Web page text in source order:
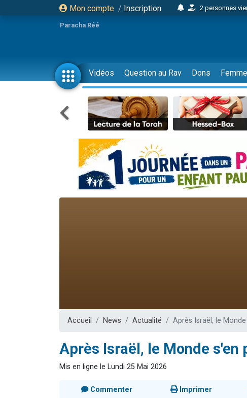
Mon compte / Inscription
2 personnes
4 personnes
Il reste 49
23 personnes
Eva vient de
4 personnes
3 personnes
3 personnes
2 personnes
13 personnes
12 nouvelles
2 personnes
3 personnes
Paracha Réé
Vidéos Question au Rav Dons
Accueil News Actualité Après Israël, le
Après Israël, le Monde s'en
Mis en ligne le Lundi 25 Mai 2026
Commenter Imprimer